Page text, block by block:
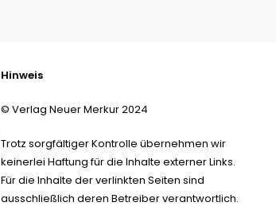
Hinweis
© Verlag Neuer Merkur 2024
Trotz sorgfältiger Kontrolle übernehmen wir
keinerlei Haftung für die Inhalte externer Links.
Für die Inhalte der verlinkten Seiten sind
ausschließlich deren Betreiber verantwortlich.